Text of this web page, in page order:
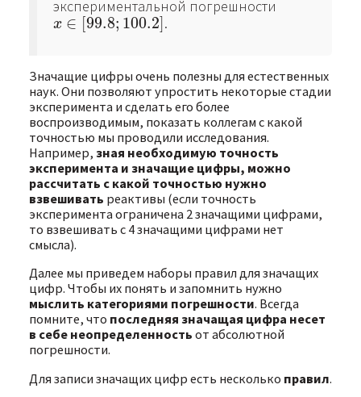
экспериментальной погрешности
x ∈ [99.8; 100.2]
x∈[ 99.8;100.2] .
Значащие цифры очень полезны для естественных
наук. Они позволяют упростить некоторые стадии
эксперимента и сделать его более
воспроизводимым, показать коллегам с какой
точностью мы проводили исследования.
Например, зная необходимую точность
эксперимента и значащие цифры, можно
рассчитать с какой точностью нужно
взвешивать реактивы (если точность
эксперимента ограничена 2 значащими цифрами,
то взвешивать с 4 значащими цифрами нет
смысла).
Далее мы приведем наборы правил для значащих
цифр. Чтобы их понять и запомнить нужно
мыслить категориями погрешности. Всегда
помните, что последняя значащая цифра несет
в себе неопределенность от абсолютной
погрешности.
Для записи значащих цифр есть несколько правил.